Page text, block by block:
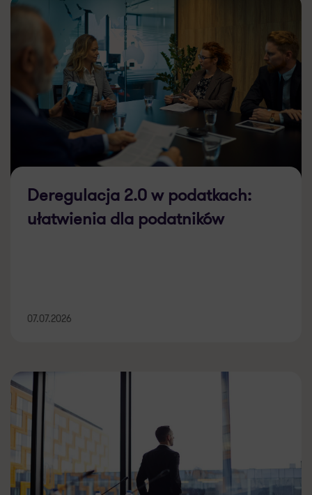
Deregulacja 2.0 w podatkach:
ułatwienia dla podatników
07.07.2026